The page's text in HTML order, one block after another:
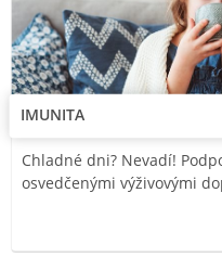
IMUNITA
Chladné dni? Nevadí!
osvedčenými výživovými